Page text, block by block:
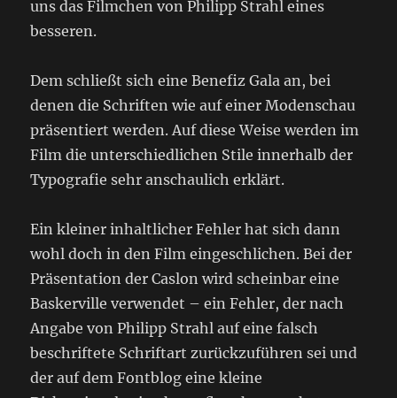
uns das Filmchen von Philipp Strahl eines
besseren.
Dem schließt sich eine Benefiz Gala an, bei
denen die Schriften wie auf einer Modenschau
präsentiert werden. Auf diese Weise werden im
Film die unterschiedlichen Stile innerhalb der
Typografie sehr anschaulich erklärt.
Ein kleiner inhaltlicher Fehler hat sich dann
wohl doch in den Film eingeschlichen. Bei der
Präsentation der Caslon wird scheinbar eine
Baskerville verwendet – ein Fehler, der nach
Angabe von Philipp Strahl auf eine falsch
beschriftete Schriftart zurückzuführen sei und
der auf dem Fontblog eine kleine